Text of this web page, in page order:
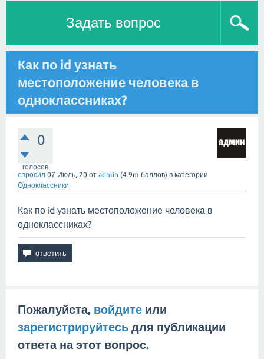
Задать вопрос
Как по id узнать
местоположение человека в
одноклассниках?
0
голосов
спросил 07 Июль, 20 от admin (4.9m баллов) в категории
Одноклассники
Как по id узнать местоположение человека в
одноклассниках?
Пожалуйста, войдите или
зарегистрируйтесь для публикации
ответа на этот вопрос.